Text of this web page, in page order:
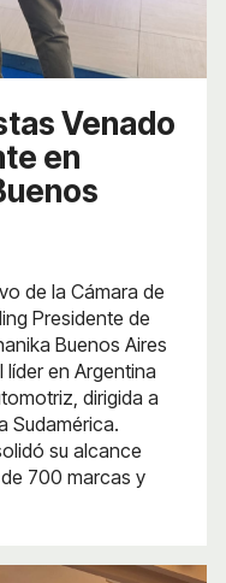
Venado
en
de la Cámara de
Presidente de
Buenos Aires
en Argentina
dirigida a
Sudamérica.
su alcance
700 marcas y